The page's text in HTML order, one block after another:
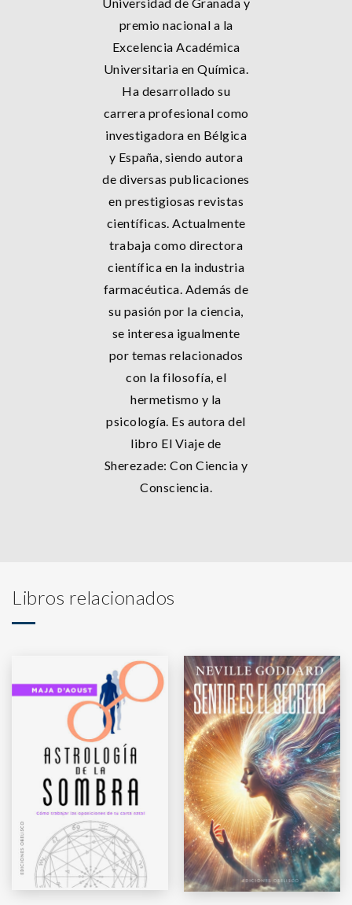
premio nacional a la
Excelencia Académica
Universitaria en Química.
Ha desarrollado su
carrera profesional como
investigadora en Bélgica
y España, siendo autora
de diversas publicaciones
en prestigiosas revistas
científicas. Actualmente
trabaja como directora
científica en la industria
farmacéutica. Además de
su pasión por la ciencia,
se interesa igualmente
por temas relacionados
con la filosofía, el
hermetismo y la
psicología. Es autora del
libro El Viaje de
Sherezade: Con Ciencia y
Consciencia.
Libros relacionados